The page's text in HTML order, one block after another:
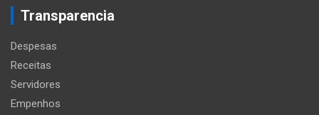
Transparencia
Despesas
Receitas
Servidores
Empenhos